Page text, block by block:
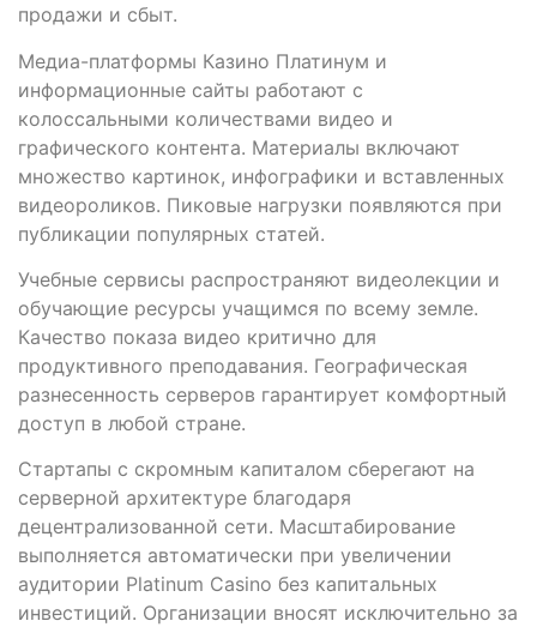
продажи и сбыт.
Медиа-платформы Казино Платинум и
информационные сайты работают с
колоссальными количествами видео и
графического контента. Материалы включают
множество картинок, инфографики и вставленных
видеороликов. Пиковые нагрузки появляются при
публикации популярных статей.
Учебные сервисы распространяют видеолекции и
обучающие ресурсы учащимся по всему земле.
Качество показа видео критично для
продуктивного преподавания. Географическая
разнесенность серверов гарантирует комфортный
доступ в любой стране.
Стартапы с скромным капиталом сберегают на
серверной архитектуре благодаря
децентрализованной сети. Масштабирование
выполняется автоматически при увеличении
аудитории Platinum Casino без капитальных
инвестиций. Организации вносят исключительно за